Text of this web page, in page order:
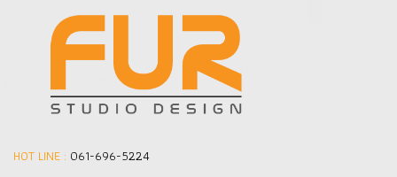
HOT LINE : 061-696-5224